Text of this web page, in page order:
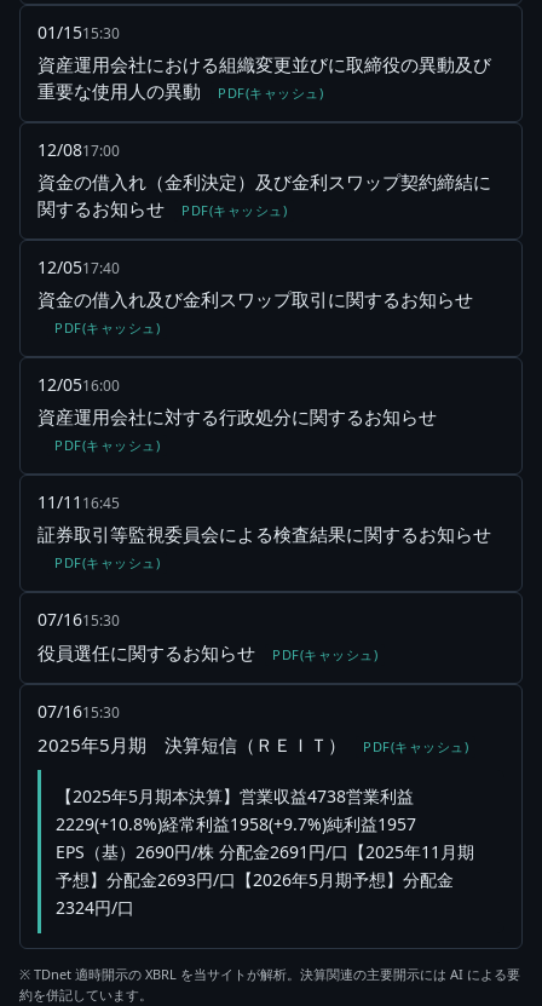
01/1515:30
資産運用会社における組織変更並びに取締役の異動及び
重要な使用人の異動
PDF(キャッシュ)
12/0817:00
資金の借入れ（金利決定）及び金利スワップ契約締結に
関するお知らせ
PDF(キャッシュ)
12/0517:40
資金の借入れ及び金利スワップ取引に関するお知らせ
PDF(キャッシュ)
12/0516:00
資産運用会社に対する行政処分に関するお知らせ
PDF(キャッシュ)
11/11 16:45
証券取引等監視委員会による検査結果に関するお知らせ
PDF(キャッシュ)
07/1615:30
役員選任に関するお知らせ PDF(キャッシュ)
07/1615:30
2025年5月期 決算短信（ＲＥＩＴ） PDF(キャッシュ)
【2025年5月期本決算】営業収益4738営業利益
2229(+10.8%)経常利益1958(+9.7%)純利益1957
EPS（基）2690円/株 分配金2691円/口【2025年11月期
予想】分配金2693円/口【2026年5月期予想】分配金
2324円/口
※ TDnet 適時開示の XBRL を当サイトが解析。決算関連の主要開示には AI による要
約を併記しています。